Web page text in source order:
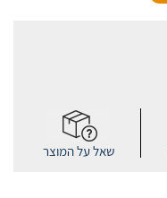
שאל על המוצר